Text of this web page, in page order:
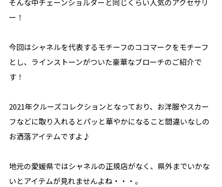
そんな中チェーンショルダーと同じくらい人気のアクセサリ
ー！
今回はシャネルを代表するモチーフのココマークをモチーフ
とし、ラインストーンがついた豪華なブローチのご紹介で
す！
2021年クルーズコレクションとなっており、お洋服やスカー
フなどに取り入れるとパッと華やかになること間違いなしの
お洒落アイテムですよ♪
地元の愛媛県ではシャネルの正規店がなく、県外までいかな
いとアイテムが見れませんよね・・・。